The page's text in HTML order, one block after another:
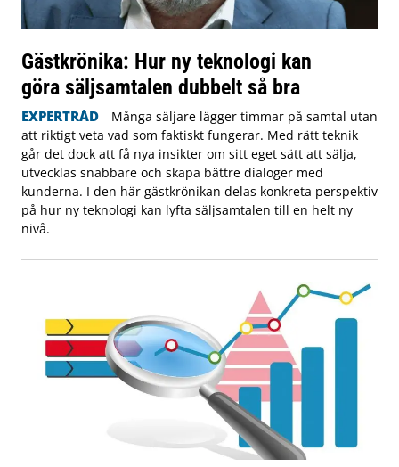
Gästkrönika: Hur ny teknologi kan
göra säljsamtalen dubbelt så bra
EXPERTRÅD
Många säljare lägger timmar på samtal utan
att riktigt veta vad som faktiskt fungerar. Med rätt teknik
går det dock att få nya insikter om sitt eget sätt att sälja,
utvecklas snabbare och skapa bättre dialoger med
kunderna. I den här gästkrönikan delas konkreta perspektiv
på hur ny teknologi kan lyfta säljsamtalen till en helt ny
nivå.